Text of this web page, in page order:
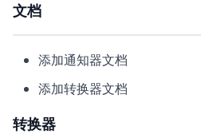
文档
添加通知器文档
添加转换器文档
转换器